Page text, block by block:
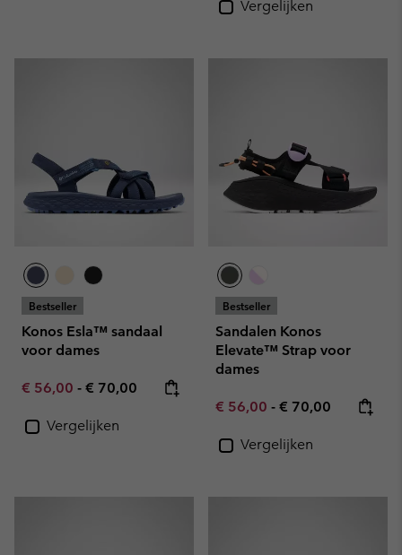
Vergelijken
Bestseller
Konos Esla™ sandaal
voor dames
Minimum sale price:
€ 56,00 - Maximum price:
€ 70,00
Vergelijken
Bestseller
Sandalen Konos
Elevate™ Strap voor
dames
Minimum sale price:
€ 56,00 - Maximum price:
€ 70,00
Vergelijken